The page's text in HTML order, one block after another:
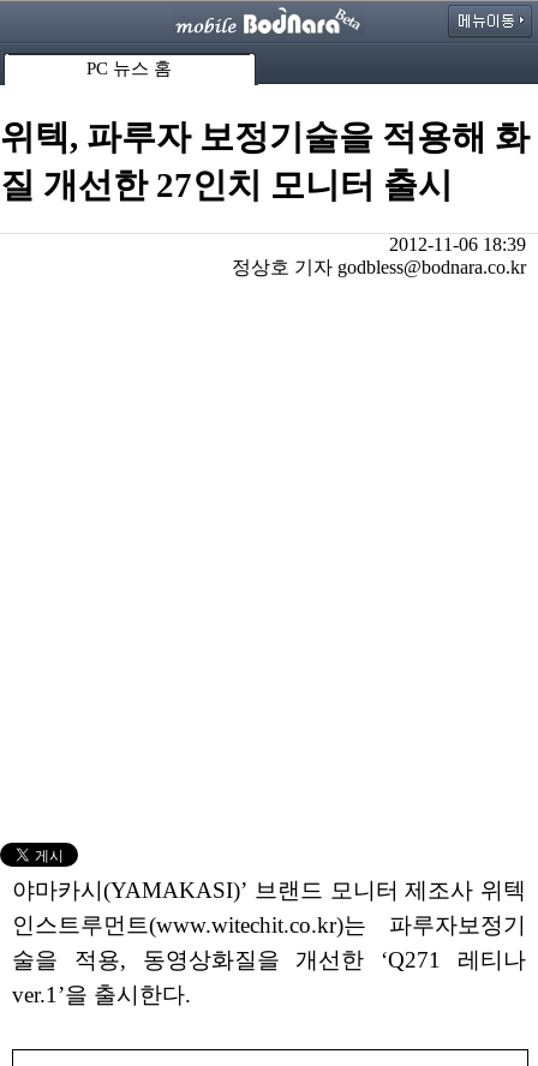
PC 뉴스 홈
위텍, 파루자 보정기술을 적용해 화
질 개선한 27인치 모니터 출시
2012-11-06 18:39
정상호 기자 godbless@bodnara.co.kr
야마카시(YAMAKASI)’ 브랜드 모니터 제조사 위텍
인스트루먼트(www.witechit.co.kr)는 파루자보정기
술을 적용, 동영상화질을 개선한 ‘Q271 레티나
ver.1’을 출시한다.